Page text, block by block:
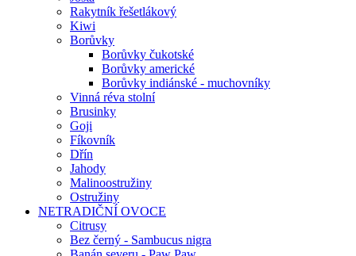
Rakytník řešetlákový
Kiwi
Borůvky
Borůvky čukotské
Borůvky americké
Borůvky indiánské - muchovníky
Vinná réva stolní
Brusinky
Goji
Fíkovník
Dřín
Jahody
Malinoostružiny
Ostružiny
NETRADIČNÍ OVOCE
Citrusy
Bez černý - Sambucus nigra